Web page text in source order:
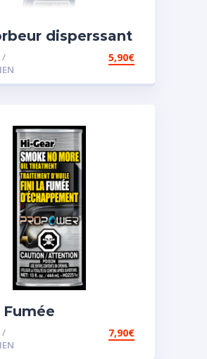
disperssant
pour carburant
/
5,90€
/
7,90€